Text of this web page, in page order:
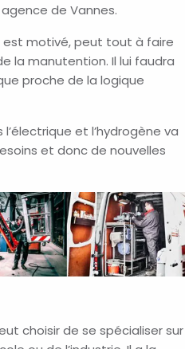
de Vannes.
est motivé, peut tout à faire
la manutention. Il lui faudra
proche de la logique
et l’hydrogène va
et donc de nouvelles
choisir de se spécialiser sur